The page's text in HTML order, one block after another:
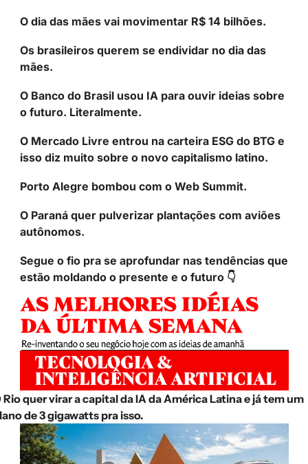
O dia das mães vai movimentar R$ 14 bilhões.
Os brasileiros querem se endividar no dia das
mães.
O Banco do Brasil usou IA para ouvir ideias sobre
o futuro. Literalmente.
O Mercado Livre entrou na carteira ESG do BTG e
isso diz muito sobre o novo capitalismo latino.
Porto Alegre bombou com o Web Summit.
O Paraná quer pulverizar plantações com aviões
autônomos.
Segue o fio pra se aprofundar nas tendências que
estão moldando o presente e o futuro 👇
Rio quer virar a capital da IA da América Latina e já tem um
de 3 gigawatts pra isso.